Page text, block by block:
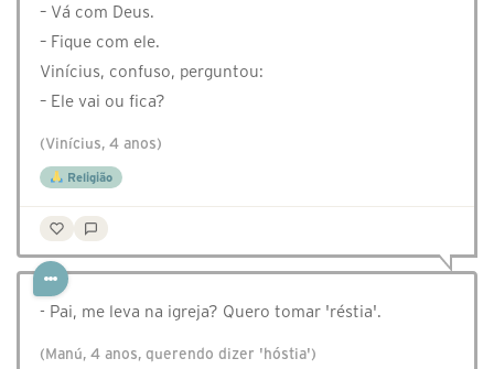
– Vá com Deus.
– Fique com ele.
Vinícius, confuso, perguntou:
– Ele vai ou fica?
(Vinícius, 4 anos)
Religião
- Pai, me leva na igreja? Quero tomar 'réstia'.
(Manú, 4 anos, querendo dizer 'hóstia')